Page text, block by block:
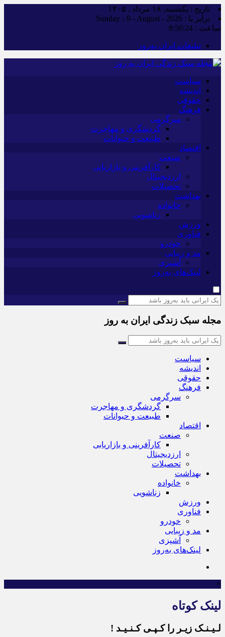
تاریخ : یکشنبه, ۱۸ مرداد , ۱۴۰۵
برابر با : Sunday - 9 - August - 2026
ساعت : 8:50:24
تبلیغات ایران به‌روز
سیاست
اندیشه
حقوقی
فرهنگ
سرگرمی
گردشگری و مهاجرت
طبیعت و حیوانات
اقتصاد
صنعت
کارآفرینی و بازاریابی
ارزدیجیتال
تحصیلات
بهداشت
خانواده
زناشویی
ورزش
فناوری
خودرو
مد و زیبایی
آشپزی
لینک‌های به‌روز
مجله سبک زندگی ایران به روز
سیاست
اندیشه
حقوقی
فرهنگ
سرگرمی
گردشگری و مهاجرت
طبیعت و حیوانات
اقتصاد
صنعت
کارآفرینی و بازاریابی
ارزدیجیتال
تحصیلات
بهداشت
خانواده
زناشویی
ورزش
فناوری
خودرو
مد و زیبایی
آشپزی
لینک‌های به‌روز
×
لینک کوتاه
لـیـنـک زیـر را کـپـی کـنـیـد !